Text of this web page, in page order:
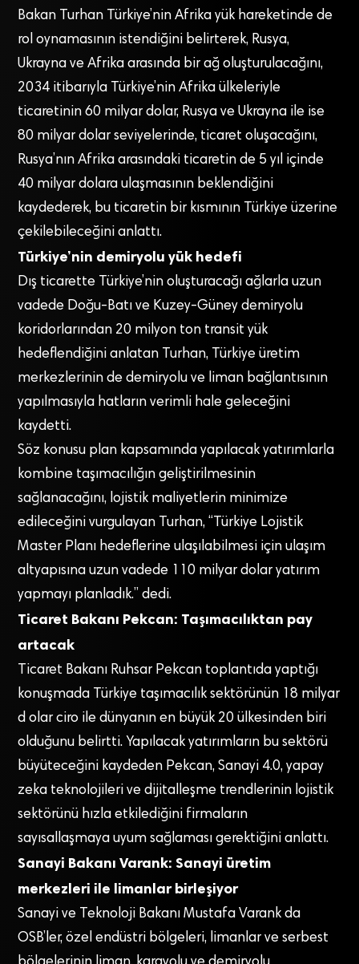
Bakan Turhan Türkiye’nin Afrika yük hareketinde de
rol oynamasının istendiğini belirterek, Rusya,
Ukrayna ve Afrika arasında bir ağ oluşturulacağını,
2034 itibarıyla Türkiye’nin Afrika ülkeleriyle
ticaretinin 60 milyar dolar, Rusya ve Ukrayna ile ise
80 milyar dolar seviyelerinde, ticaret oluşacağını,
Rusya’nın Afrika arasındaki ticaretin de 5 yıl içinde
40 milyar dolara ulaşmasının beklendiğini
kaydederek, bu ticaretin bir kısmının Türkiye üzerine
çekilebileceğini anlattı.
Türkiye’nin demiryolu yük hedefi
Dış ticarette Türkiye’nin oluşturacağı ağlarla uzun
vadede Doğu-Batı ve Kuzey-Güney demiryolu
koridorlarından 20 milyon ton transit yük
hedeflendiğini anlatan Turhan, Türkiye üretim
merkezlerinin de demiryolu ve liman bağlantısının
yapılmasıyla hatların verimli hale geleceğini
kaydetti.
Söz konusu plan kapsamında yapılacak yatırımlarla
kombine taşımacılığın geliştirilmesinin
sağlanacağını, lojistik maliyetlerin minimize
edileceğini vurgulayan Turhan, “Türkiye Lojistik
Master Planı hedeflerine ulaşılabilmesi için ulaşım
altyapısına uzun vadede 110 milyar dolar yatırım
yapmayı planladık.” dedi.
Ticaret Bakanı Pekcan: Taşımacılıktan pay
artacak
Ticaret Bakanı Ruhsar Pekcan toplantıda yaptığı
konuşmada Türkiye taşımacılık sektörünün 18 milyar
d olar ciro ile dünyanın en büyük 20 ülkesinden biri
olduğunu belirtti. Yapılacak yatırımların bu sektörü
büyüteceğini kaydeden Pekcan, Sanayi 4.0, yapay
zeka teknolojileri ve dijitalleşme trendlerinin lojistik
sektörünü hızla etkilediğini firmaların
sayısallaşmaya uyum sağlaması gerektiğini anlattı.
Sanayi Bakanı Varank: Sanayi üretim
merkezleri ile limanlar birleşiyor
Sanayi ve Teknoloji Bakanı Mustafa Varank da
OSB’ler, özel endüstri bölgeleri, limanlar ve serbest